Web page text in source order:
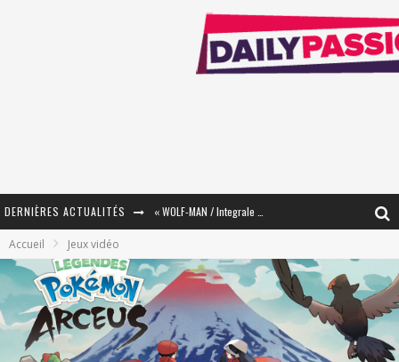
DERNIÈRES ACTUALITÉS
Star Fox
PsyRiver 2026 : la magie revient sur les rives de l’Aar
Accueil Jeux vidéo